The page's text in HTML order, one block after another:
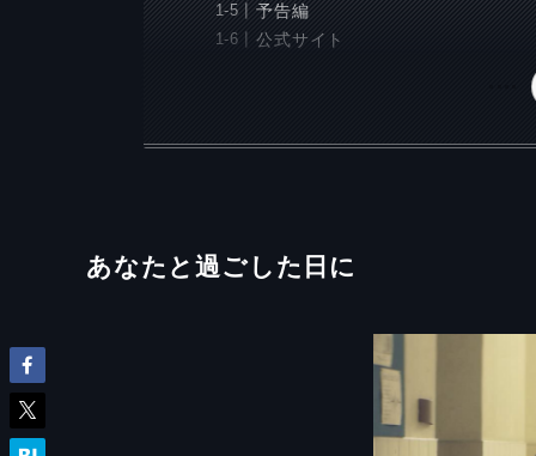
予告編
公式サイト
あなたと過ごした日に